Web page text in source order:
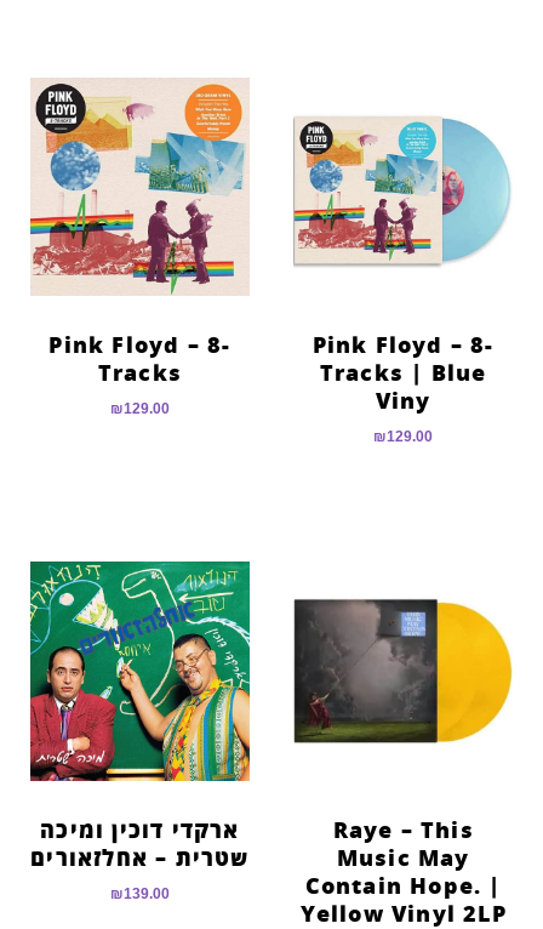
Pink Floyd – 8-
Tracks | Blue
Viny
₪129.00
Pink Floyd – 8-
Tracks
₪129.00
Raye – This
Music May
Contain Hope. |
Yellow Vinyl 2LP
ארקדי דוכין ומיכה
שטרית – אחלזאורים
₪139.00